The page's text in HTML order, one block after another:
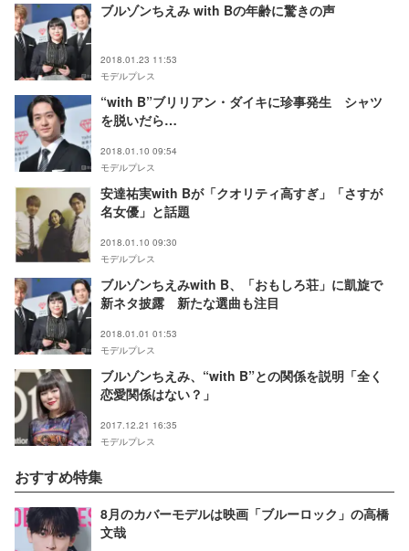
ブルゾンちえみ with Bの年齢に驚きの声
2018.01.23 11:53
モデルプレス
“with B”ブリリアン・ダイキに珍事発生 シャツ
を脱いだら…
2018.01.10 09:54
モデルプレス
安達祐実with Bが「クオリティ高すぎ」「さすが
名女優」と話題
2018.01.10 09:30
モデルプレス
ブルゾンちえみwith B、「おもしろ荘」に凱旋で
新ネタ披露 新たな選曲も注目
2018.01.01 01:53
モデルプレス
ブルゾンちえみ、“with B”との関係を説明「全く
恋愛関係はない？」
2017.12.21 16:35
モデルプレス
おすすめ特集
8月のカバーモデルは映画「ブルーロック」の高橋
文哉